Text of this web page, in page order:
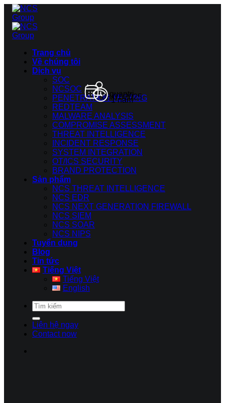
Bỏ
qua
nội
dung
Trang chủ
Về chúng tôi
Dịch vụ
SOC
NCSOC
PENETRATION TESTING
REDTEAM
MALWARE ANALYSIS
COMPROMISE ASSESSMENT
THREAT INTELLIGENCE
INCIDENT RESPONSE
SYSTEM INTEGRATION
OT/ICS SECURITY
BRAND PROTECTION
Sản phẩm
NCS THREAT INTELLIGENCE
NCS EDR
NCS NEXT GENERATION FIREWALL
NCS SIEM
NCS SOAR
NCS NIPS
Tuyển dụng
Blog
Tin tức
Tiếng Việt
Tiếng Việt
English
Liên hệ ngay
Contact now
quantri
08/07/2025
1 năm